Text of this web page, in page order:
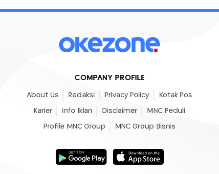
COMPANY PROFILE
About Us Redaksi Privacy Policy Kotak Pos
Karier Info Iklan Disclaimer MNC Peduli
Profile MNC Group MNC Group Bisnis